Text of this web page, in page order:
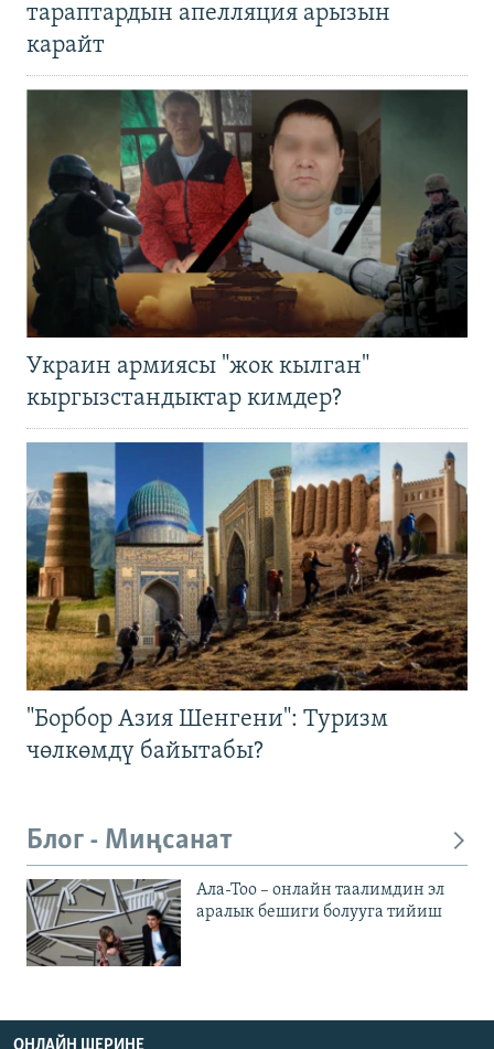
тараптардын апелляция арызын
карайт
Украин армиясы "жок кылган"
кыргызстандыктар кимдер?
"Борбор Азия Шенгени": Туризм
чөлкөмдү байытабы?
Блог - Миңсанат
Ала-Тоо – онлайн таалимдин эл
аралык бешиги болууга тийиш
ОНЛАЙН ШЕРИНЕ